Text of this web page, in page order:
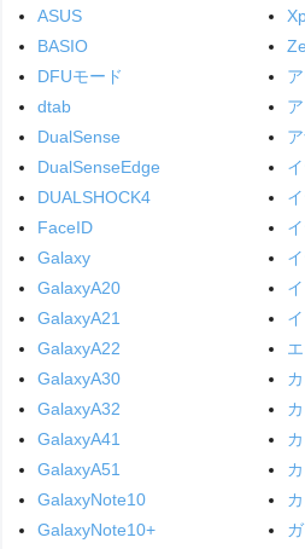
ASUS
BASIO
DFUモード
dtab
DualSense
DualSenseEdge
DUALSHOCK4
FaceID
Galaxy
GalaxyA20
GalaxyA21
GalaxyA22
GalaxyA30
GalaxyA32
GalaxyA41
GalaxyA51
GalaxyNote10
GalaxyNote10+